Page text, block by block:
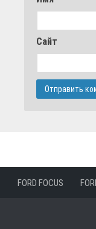
Сайт
FORD FOCUS